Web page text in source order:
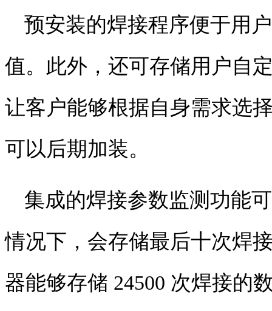
预安装的焊接程序便于用
值。此外，还可存储用户自
让客户能够根据自身需求选
可以后期加装。
集成的焊接参数监测功能
情况下，会存储最后十次焊
器能够存储 24500 次焊接的